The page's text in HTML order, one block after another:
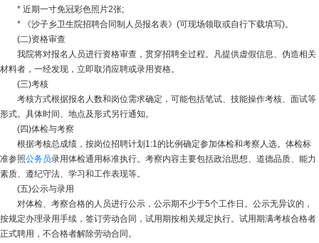
* 近期一寸免冠彩色照片2张;
* 《沙子乡卫生院招聘合同制人员报名表》(可现场领取或自行下载填写)。
(二)资格审查
我院将对报名人员进行资格审查，贯穿招聘全过程。凡提供虚假信息、伪造相关
材料者，一经发现，立即取消应聘或录用资格。
(三)考核
考核方式根据报名人数和岗位需求确定，可能包括笔试、技能操作考核、面试等
形式。具体时间、地点及形式另行通知。
(四)体检与考察
根据考核总成绩，按岗位招聘计划1:1的比例确定参加体检和考察人选。体检标
准参照公务员录用体检通用标准执行。考察内容主要包括政治思想、道德品质、能力
素质、遵纪守法、学习和工作表现等。
(五)公示与录用
对体检、考察合格的人员进行公示，公示期不少于5个工作日。公示无异议的，
按规定办理录用手续，签订劳动合同，试用期按相关规定执行。试用期满考核合格者
正式聘用，不合格者解除劳动合同。